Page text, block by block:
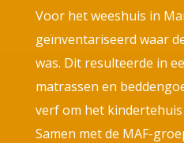
Voor het weeshuis in
geïnventariseerd waar
was. Dit resulteerde in
matrassen en
verf om het
Samen met de MAF-